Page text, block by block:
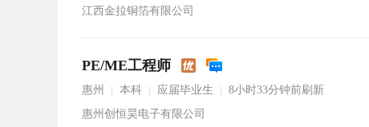
江西金拉铜箔有限公司
PE/ME工程师
惠州 本科 应届毕业生
8小时33分钟前刷新
惠州创恒昊电子有限公司